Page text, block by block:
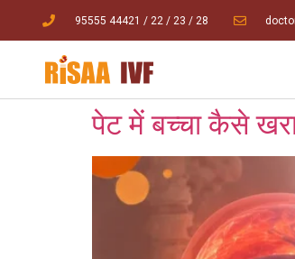
95555 44421 / 22 / 23 / 28
पेट में बच्चा कैसे